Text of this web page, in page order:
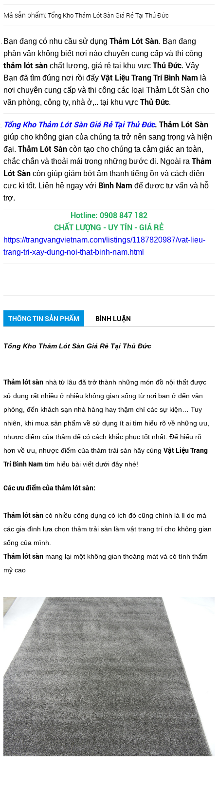
Mã sản phẩm: Tổng Kho Thảm Lót Sàn Giá Rẻ Tại Thủ Đức
Bạn đang có nhu cầu sử dụng Thảm Lót Sàn. Bạn đang
phân vân không biết nơi nào chuyên cung cấp và thi công
thảm lót sànchất lượng, giá rẻ tại khu vực Thủ Đức. Vậy
Bạn đã tìm đúng nơi rồi đấy Vật Liệu Trang Trí Bình Nam là
nơi chuyên cung cấp và thi công các loại Thảm Lót Sàn cho
văn phòng, công ty, nhà ở,.. tại khu vực Thủ Đức.
Tổng Kho Thảm Lót Sàn Giá Rẻ Tại Thủ Đức. Thảm Lót Sàn
giúp cho không gian của chúng ta trở nên sang trọng và hiện
đại. Thảm Lót Sàncòn tạo cho chúng ta cảm giác an toàn,
chắc chắn và thoải mái trong những bước đi. Ngoài ra Thảm
Lót Sàncòn giúp giảm bớt âm thanh tiếng ồn và cách điện
cực kì tốt. Liên hệ ngay với Bình Nam để được tư vấn và hỗ
trợ.
Hotline: 0908 847 182
CHẤT LƯỢNG - UY TÍN - GIÁ RẺ
https://trangvangvietnam.com/listings/1187820987/vat-lieu-
trang-tri-xay-dung-noi-that-binh-nam.html
THÔNG TIN SẢN PHẨM BÌNH LUẬN
Tổng Kho Thảm Lót Sàn Giá Rẻ Tại Thủ Đức
Thảm lót sànnhà từ lâu đã trở thành những món đồ nội thất được
sử dụng rất nhiều ở nhiều không gian sống từ nơi bạn ở đến văn
phòng, đến khách sạn nhà hàng hay thậm chí các sự kiện… Tuy
nhiên, khi mua sản phẩm về sử dụng ít ai tìm hiểu rõ về những ưu,
nhược điểm của thảm để có cách khắc phục tốt nhất. Để hiểu rõ
hơn về ưu, nhược điểm của thảm trải sàn hãy cùng Vật Liệu Trang
Trí Bình Namtìm hiểu bài viết dưới đây nhé!
Các ưu điểm của thảm lót sàn:
Thảm lót sàncó nhiều công dụng có ích đó cũng chính là lí do mà
các gia đình lựa chọn thảm trải sàn làm vật trang trí cho không gian
sống của mình.
Thảm lót sànmang lại một không gian thoáng mát và có tính thẩm
mỹ cao